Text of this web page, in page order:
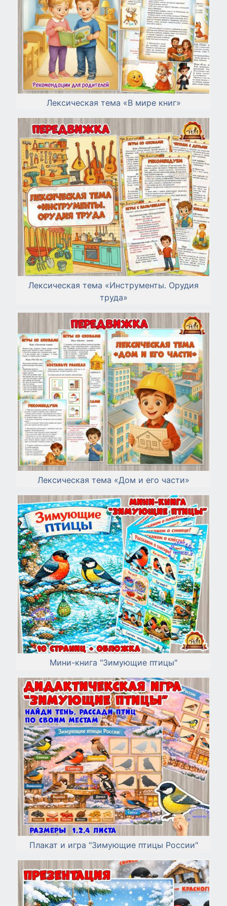
Лексическая тема «В мире книг»
Лексическая тема «Инструменты. Орудия
труда»
Лексическая тема «Дом и его части»
Мини-книга "Зимующие птицы"
Плакат и игра "Зимующие птицы России"